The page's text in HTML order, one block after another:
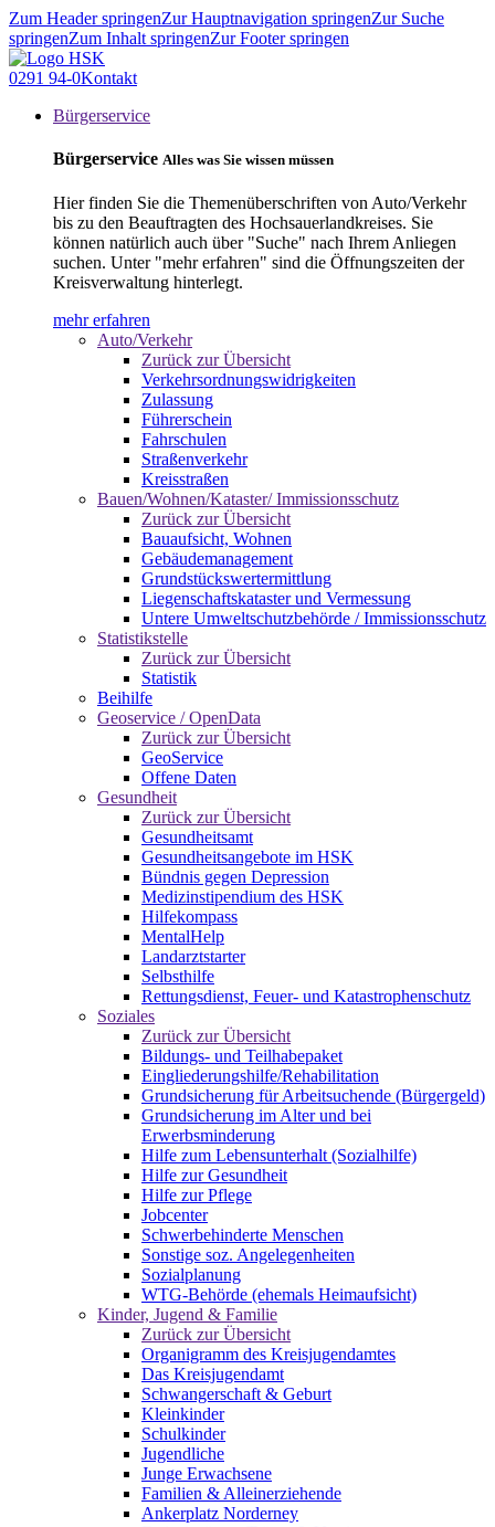
Zum Header springenZur Hauptnavigation springenZur Suche
springenZum Inhalt springenZur Footer springen
0291 94-0Kontakt
Bürgerservice
Bürgerservice Alles was Sie wissen müssen
Hier finden Sie die Themenüberschriften von Auto/Verkehr
bis zu den Beauftragten des Hochsauerlandkreises. Sie
können natürlich auch über "Suche" nach Ihrem Anliegen
suchen. Unter "mehr erfahren" sind die Öffnungszeiten der
Kreisverwaltung hinterlegt.
mehr erfahren
Auto/Verkehr
Zurück zur Übersicht
Verkehrsordnungswidrigkeiten
Zulassung
Führerschein
Fahrschulen
Straßenverkehr
Kreisstraßen
Bauen/Wohnen/Kataster/ Immissionsschutz
Zurück zur Übersicht
Bauaufsicht, Wohnen
Gebäudemanagement
Grundstückswertermittlung
Liegenschaftskataster und Vermessung
Untere Umweltschutzbehörde / Immissionsschutz
Statistikstelle
Zurück zur Übersicht
Statistik
Beihilfe
Geoservice / OpenData
Zurück zur Übersicht
GeoService
Offene Daten
Gesundheit
Zurück zur Übersicht
Gesundheitsamt
Gesundheitsangebote im HSK
Bündnis gegen Depression
Medizinstipendium des HSK
Hilfekompass
MentalHelp
Landarztstarter
Selbsthilfe
Rettungsdienst, Feuer- und Katastrophenschutz
Soziales
Zurück zur Übersicht
Bildungs- und Teilhabepaket
Eingliederungshilfe/Rehabilitation
Grundsicherung für Arbeitsuchende (Bürgergeld)
Grundsicherung im Alter und bei
Erwerbsminderung
Hilfe zum Lebensunterhalt (Sozialhilfe)
Hilfe zur Gesundheit
Hilfe zur Pflege
Jobcenter
Schwerbehinderte Menschen
Sonstige soz. Angelegenheiten
Sozialplanung
WTG-Behörde (ehemals Heimaufsicht)
Kinder, Jugend & Familie
Zurück zur Übersicht
Organigramm des Kreisjugendamtes
Das Kreisjugendamt
Schwangerschaft & Geburt
Kleinkinder
Schulkinder
Jugendliche
Junge Erwachsene
Familien & Alleinerziehende
Ankerplatz Norderney